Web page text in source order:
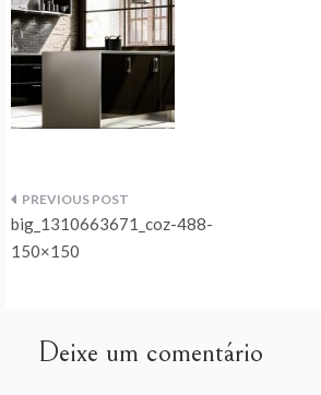
Navegação
de
big_1310663671_coz-488-
150×150
Deixe um comentário